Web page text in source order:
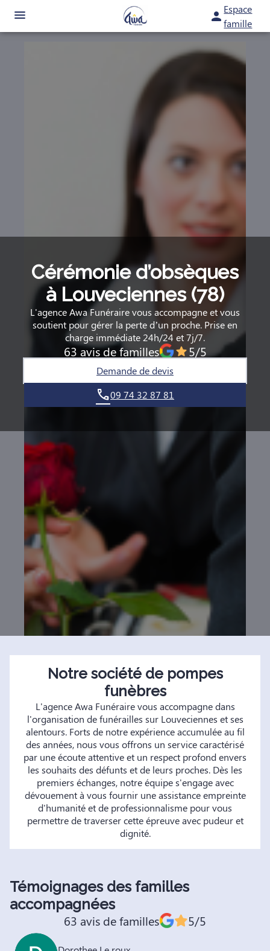
Espace
famille
Cérémonie d’obsèques
à Louveciennes (78)
L'agence Awa Funéraire vous accompagne et vous
soutient pour gérer la perte d’un proche. Prise en
charge immédiate 24h/24 et 7j/7.
63 avis de familles 5/5
Demande de devis
09 74 32 87 81
Notre société de pompes
funèbres
L'agence Awa Funéraire vous accompagne dans
l'organisation de funérailles sur Louveciennes et ses
alentours. Forts de notre expérience accumulée au fil
des années, nous vous offrons un service caractérisé
par une écoute attentive et un respect profond envers
les souhaits des défunts et de leurs proches. Dès les
premiers échanges, notre équipe s'engage avec
dévouement à vous fournir une assistance empreinte
d'humanité et de professionnalisme pour vous
permettre de traverser cette épreuve avec pudeur et
dignité.
Témoignages des familles
accompagnées
63 avis de familles 5/5